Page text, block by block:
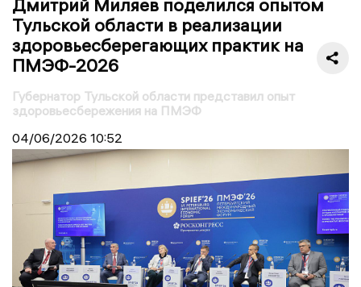
Дмитрий Миляев поделился опытом
Тульской области в реализации
здоровьесберегающих практик на
ПМЭФ-2026
Губернатор Тульской области представил опыт
здоровьесбережения на ПМЭФ
04/06/2026 10:52